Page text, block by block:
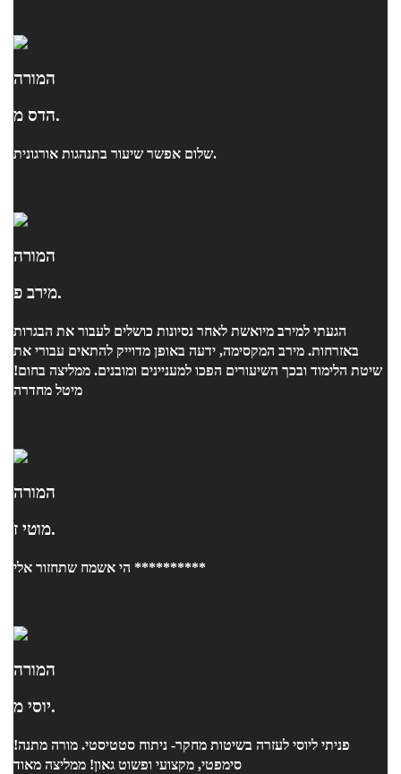
המורה
הדס מ.
שלום אפשר שיעור בתנהגות אורגונית.
המורה
מירב פ.
הגעתי למירב מיואשת לאחר נסיונות כושלים לעבור את הבגרות
באזרחות. מירב המקסימה, ידעה באופן מדוייק להתאים עבורי את
שיטת הלימוד ובכך השיעורים הפכו למעניינים ומובנים. ממליצה בחום!
מיטל מחדרה
המורה
מוטי ז.
הי אשמח שתחזור אלי **********
המורה
יוסי מ.
פניתי ליוסי לעזרה בשיטות מחקר- ניתוח סטטיסטי. מורה מתנה!
סימפטי, מקצועי ופשוט גאון! ממליצה מאוד